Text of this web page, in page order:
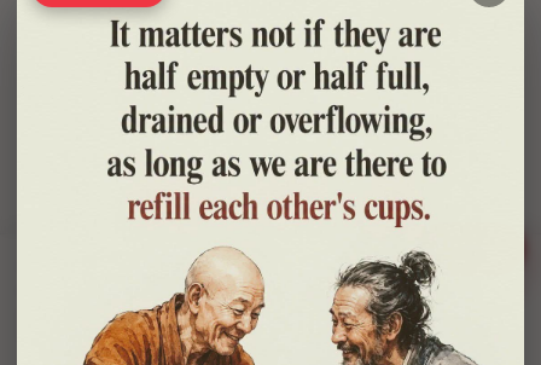
🍪 সাইটটি চালু রাখতে কিছু প্রয়োজনীয় কুকি ব্যবহার হয়। আপনি রাজি থাকলে আমরা বিজ্ঞাপন ও
পরিসংখ্যানের কুকিও ব্যবহার করব, যাতে বুঝতে পারি কোন বই আপনাদের কাজে লাগছে।
শুধু প্রয়োজনীয় সব ঠিক আছে